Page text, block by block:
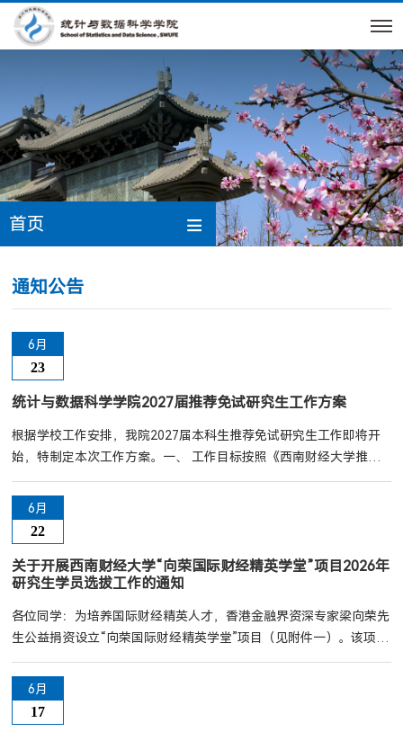
首页
通知公告
6月
23
统计与数据科学学院2027届推荐免试研究生工作方案
根据学校工作安排，我院2027届本科生推荐免试研究生工作即将开
始，特制定本次工作方案。一、 工作目标按照《西南财经大学推荐
免试研究生管理办法》规定，为鼓励优秀本科学生的学习积极性，保
证优秀人才能够得到进一步培养，结合我院实际，本着公平竞争、公
开录取的原则，对2027届普通全日制应届本科学生进行免试研究生
选拔。二、工作安排1、学生报名：凡符合《西南财经大学推荐免试
研究生管理办法》（附件1）及《西南财经大学统计学院推荐免试研
究生工作实施细则》...
6月
22
关于开展西南财经大学“向荣国际财经精英学堂”项目2026年
研究生学员选拔工作的通知
各位同学：为培养国际财经精英人才，香港金融界资深专家梁向荣先
生公益捐资设立“向荣国际财经精英学堂”项目（见附件一）。该项目
以公益育人、赋能青年为初心，助力财经学子接轨国际先进理念，打
通理论与实践壁垒，全方位锤炼综合素养，成长为适配时代需求的国
际化财经精英。一、评选范围：全日制硕士2025级在读研究生
（2026年9月升入研二）二、推荐名额：全校共选拔10人；学院推荐
6月
17